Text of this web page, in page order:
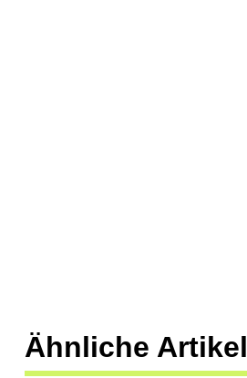
Ähnliche Artikel